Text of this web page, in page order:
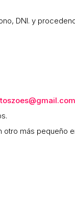
DNI. y
más pequeño